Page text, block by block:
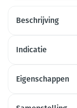
Beschrijving
Indicatie
Eigenschappen